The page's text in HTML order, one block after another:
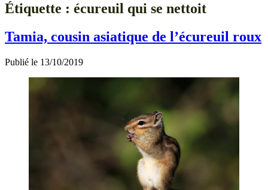
Étiquette : écureuil qui se nettoit
Tamia, cousin asiatique de l’écureuil roux
Publié le 13/10/2019